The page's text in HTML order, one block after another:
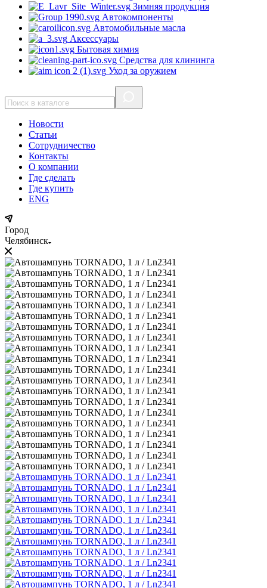
Зимняя продукция
Автокомпоненты
Автомобильные масла
Аксессуары
Бытовая химия
Средства для клининга
Уход за оружием
Новости
Статьи
Сотрудничество
Контакты
О компании
Где сделать
Где купить
ENG
Город
Челябинск